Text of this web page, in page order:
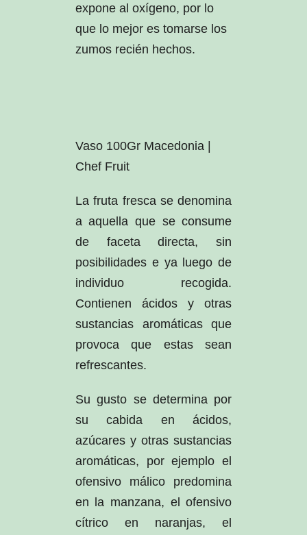
expone al oxígeno, por lo
que lo mejor es tomarse los
zumos recién hechos.
Vaso 100Gr Macedonia |
Chef Fruit
La fruta fresca se denomina
a aquella que se consume
de faceta directa, sin
posibilidades e ya luego de
individuo recogida.
Contienen ácidos y otras
sustancias aromáticas que
provoca que estas sean
refrescantes.
Su gusto se determina por
su cabida en ácidos,
azúcares y otras sustancias
aromáticas, por ejemplo el
ofensivo málico predomina
en la manzana, el ofensivo
cítrico en naranjas, el